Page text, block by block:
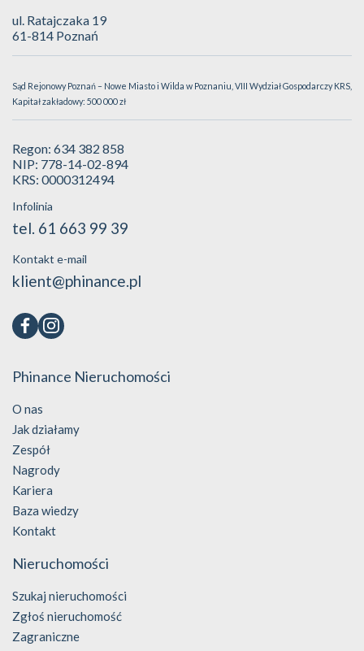
ul. Ratajczaka 19
61-814 Poznań
Sąd Rejonowy Poznań – Nowe Miasto i Wilda w Poznaniu, VIII Wydział Gospodarczy KRS,
Kapitał zakładowy: 500 000 zł
Regon: 634 382 858
NIP: 778-14-02-894
KRS: 0000312494
Infolinia
tel. 61 663 99 39
Kontakt e-mail
klient@phinance.pl
Phinance Nieruchomości
O nas
Jak działamy
Zespół
Nagrody
Kariera
Baza wiedzy
Kontakt
Nieruchomości
Szukaj nieruchomości
Zgłoś nieruchomość
Zagraniczne